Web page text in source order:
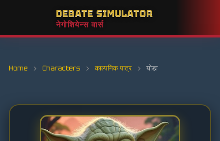
DEBATE SIMULATOR
नेगोशियेन्स वार्स
Home › Characters › काल्पनिक पात्र › योडा